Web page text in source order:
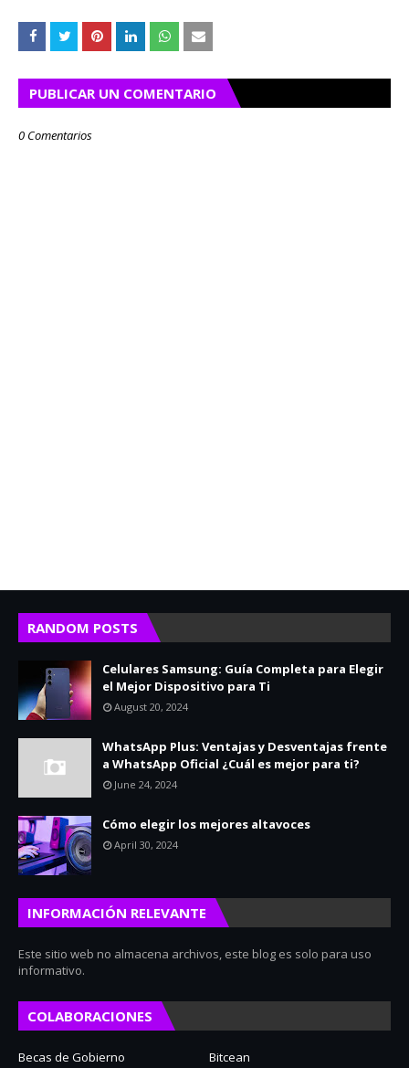
PUBLICAR UN COMENTARIO
0 Comentarios
RANDOM POSTS
Celulares Samsung: Guía Completa para Elegir
el Mejor Dispositivo para Ti
August 20, 2024
WhatsApp Plus: Ventajas y Desventajas frente
a WhatsApp Oficial ¿Cuál es mejor para ti?
June 24, 2024
Cómo elegir los mejores altavoces
April 30, 2024
INFORMACIÓN RELEVANTE
Este sitio web no almacena archivos, este blog es solo para uso
informativo.
COLABORACIONES
Becas de Gobierno Bitcean